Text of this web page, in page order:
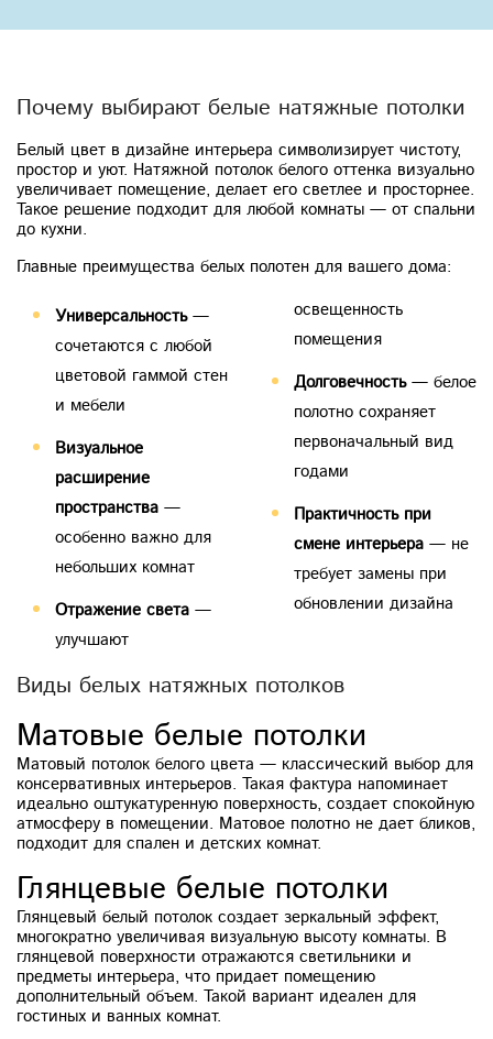
Почему выбирают белые натяжные потолки
Белый цвет в дизайне интерьера символизирует чистоту,
простор и уют. Натяжной потолок белого оттенка визуально
увеличивает помещение, делает его светлее и просторнее.
Такое решение подходит для любой комнаты — от спальни
до кухни.
Главные преимущества белых полотен для вашего дома:
Универсальность—
сочетаются с любой
цветовой гаммой стен
и мебели
Визуальное
расширение
пространства —
особенно важно для
небольших комнат
Отражение света —
улучшают
освещенность
помещения
Долговечность— белое
полотно сохраняет
первоначальный вид
годами
Практичность при
смене интерьера— не
требует замены при
обновлении дизайна
Виды белых натяжных потолков
Матовые белые потолки
Матовый потолок белого цвета — классический выбор для
консервативных интерьеров. Такая фактура напоминает
идеально оштукатуренную поверхность, создает спокойную
атмосферу в помещении. Матовое полотно не дает бликов,
подходит для спален и детских комнат.
Глянцевые белые потолки
Глянцевый белый потолок создает зеркальный эффект,
многократно увеличивая визуальную высоту комнаты. В
глянцевой поверхности отражаются светильники и
предметы интерьера, что придает помещению
дополнительный объем. Такой вариант идеален для
гостиных и ванных комнат.